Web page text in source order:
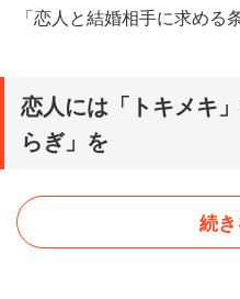
「恋人と結婚相手に求める
恋人には「トキメキ
らぎ」を
続